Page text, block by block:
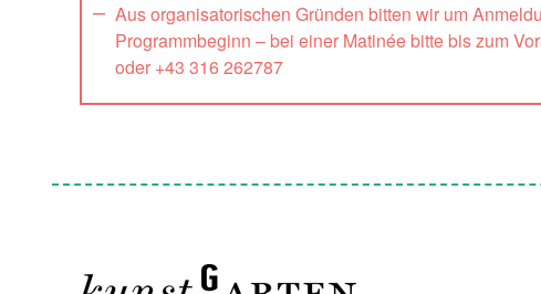
Aus organisatorischen Gründen bitten wir um
Programmbeginn – bei einer Matinée bitte bis zum
oder +43 316 262787